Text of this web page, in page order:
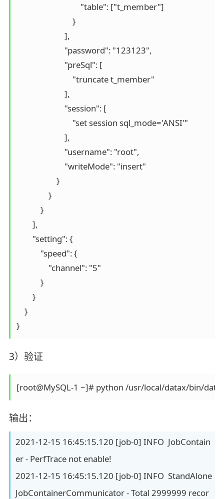
                                "table": ["t_member"]
                            }
                        ],
                        "password": "123123",
                        "preSql": [
                            "truncate t_member"
                        ],
                        "session": [
                            "set session sql_mode='ANSI'"
                        ],
                        "username": "root",
                        "writeMode": "insert"
                    }
                }
            }
        ],
        "setting": {
            "speed": {
                "channel": "5"
            }
        }
    }
}
3）验证
输出：
2021-12-15 16:45:15.120 [job-0] INFO JobContain
er - PerfTrace not enable!
2021-12-15 16:45:15.120 [job-0] INFO StandAlone
JobContainerCommunicator - Total 2999999 recor